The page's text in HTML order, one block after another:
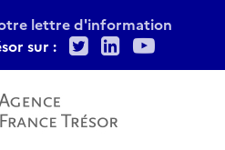
lettre d'information
sur :
TwitterLinkedIn